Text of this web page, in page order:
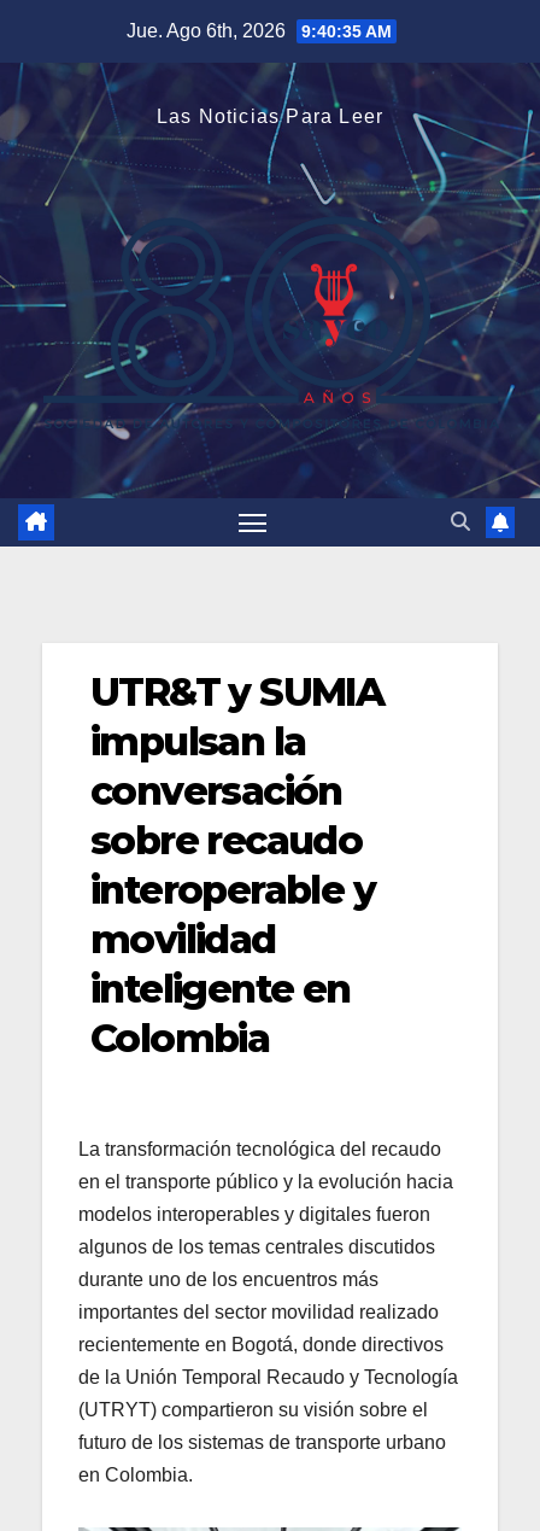
contenido
Jue. Ago 6th, 2026 9:40:35 AM
Las Noticias Para Leer
UTR&T y SUMIA
impulsan la
conversación
sobre recaudo
interoperable y
movilidad
inteligente en
Colombia
La transformación tecnológica del recaudo
en el transporte público y la evolución hacia
modelos interoperables y digitales fueron
algunos de los temas centrales discutidos
durante uno de los encuentros más
importantes del sector movilidad realizado
recientemente en Bogotá, donde directivos
de la Unión Temporal Recaudo y Tecnología
(UTRYT) compartieron su visión sobre el
futuro de los sistemas de transporte urbano
en Colombia.